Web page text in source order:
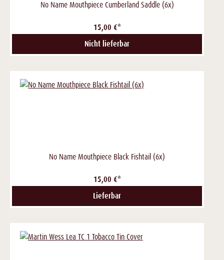
No Name Mouthpiece Cumberland Saddle (6x)
15,00 €*
Nicht lieferbar
No Name Mouthpiece Black Fishtail (6x)
15,00 €*
Lieferbar